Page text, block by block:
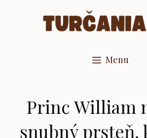
Menu
Princ William
snubný prsteň,